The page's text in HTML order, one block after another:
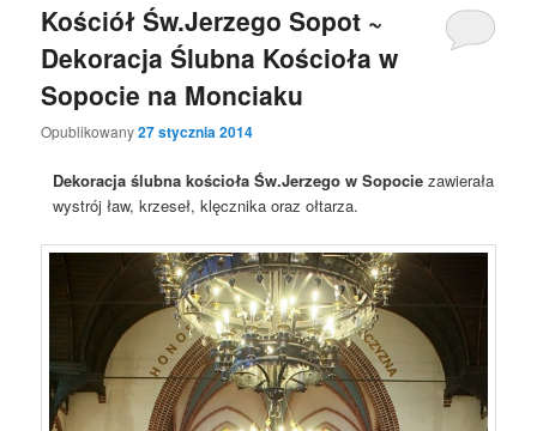
Kościół Św.Jerzego Sopot ~
Dekoracja Ślubna Kościoła w
Sopocie na Monciaku
Opublikowany27 stycznia 2014
Dekoracja ślubna kościoła Św.Jerzego w Sopocie zawierała
wystrój ław, krzeseł, klęcznika oraz ołtarza.